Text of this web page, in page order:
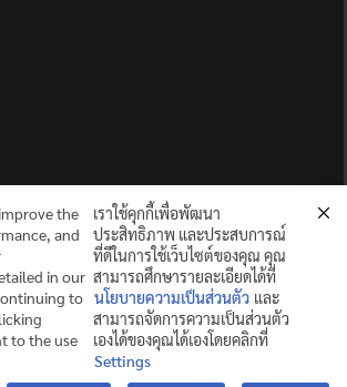
ย ปริสุชฺฌติ (คนย่อมบริสุทธิ์ด้วยปัญญา)
WITTAYANUSORN SCHOOL. ALL RIGHTS
the
and
in our
to
to the use
เราใช้คุกกี้เพื่อพัฒนา
ประสิทธิภาพ และประสบการณ์
ที่ดีในการใช้เว็บไซต์ของคุณ คุณ
สามารถศึกษารายละเอียดได้ที่
นโยบายความเป็นส่วนตัว และ
สามารถจัดการความเป็นส่วนตัว
เองได้ของคุณได้เองโดยคลิกที่
Settings
us